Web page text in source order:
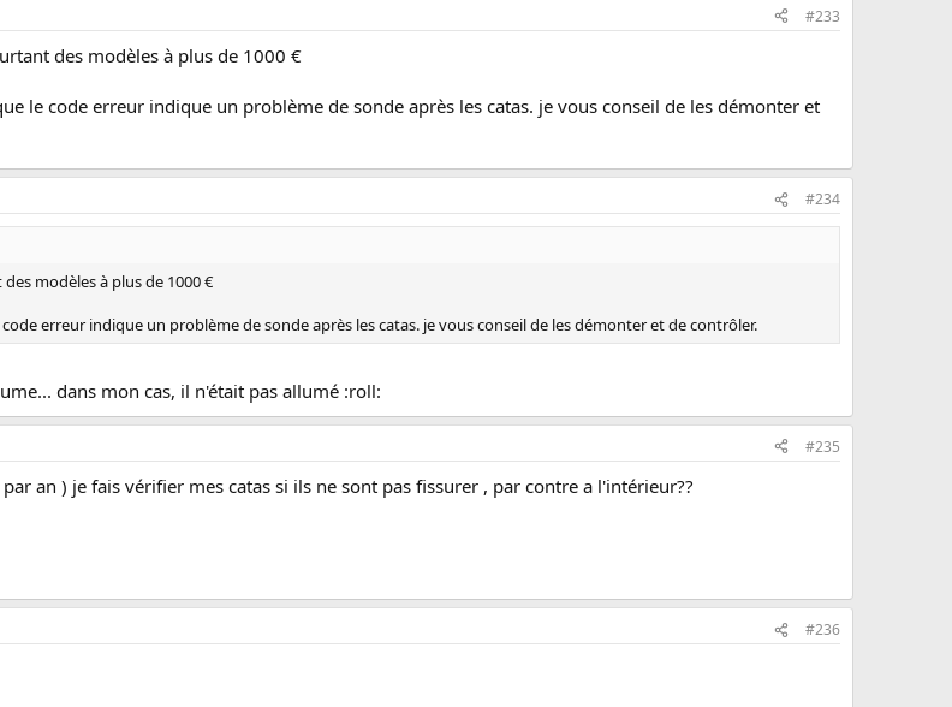
#233
des modèles à plus de 1000 €
le code erreur indique un problème de sonde après les catas. je vous conseil de les démonter et
#234
modèles à plus de 1000 €
erreur indique un problème de sonde après les catas. je vous conseil de les démonter et de contrôler.
dans mon cas, il n'était pas allumé :roll:
#235
an ) je fais vérifier mes catas si ils ne sont pas fissurer , par contre a l'intérieur??
#236